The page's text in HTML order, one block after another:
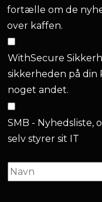
fortælle om de
over kaffen.
WithSecure
sikkerheden på din
noget andet.
SMB - Nyhedsliste,
selv styrer sit IT